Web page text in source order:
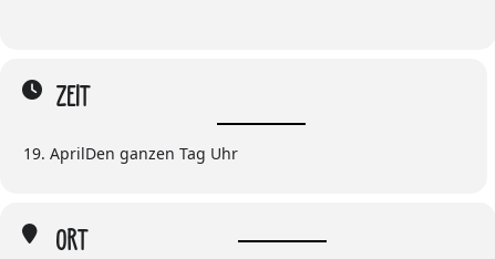
ZEIT
19. AprilDen ganzen Tag
ORT